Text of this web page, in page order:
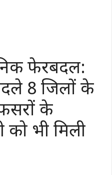
फेरबदल:
8 जिलों के
के
को भी मिली